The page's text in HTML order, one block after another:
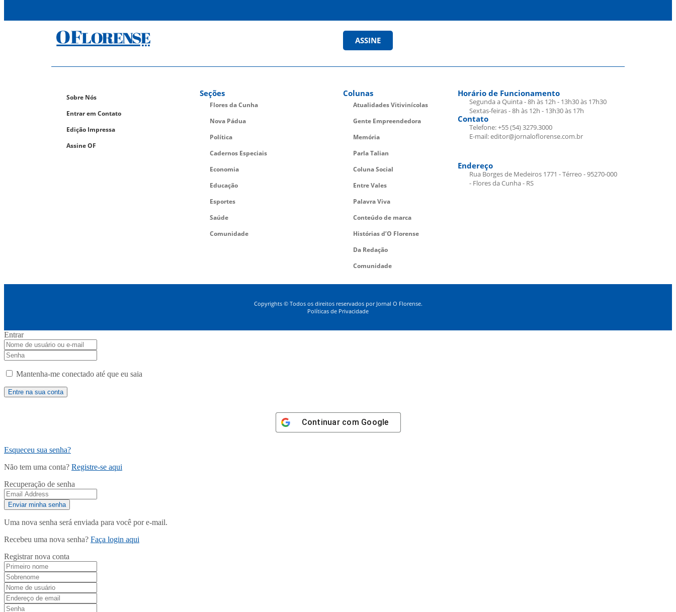
ASSINE
Sobre Nós
Entrar em Contato
Edição Impressa
Assine OF
Seções
Flores da Cunha
Nova Pádua
Política
Cadernos Especiais
Economia
Educação
Esportes
Saúde
Comunidade
Colunas
Atualidades Vitivinícolas
Gente Empreendedora
Memória
Parla Talian
Coluna Social
Entre Vales
Palavra Viva
Conteúdo de marca
Histórias d’O Florense
Da Redação
Comunidade
Horário de Funcionamento
Segunda a Quinta - 8h às 12h - 13h30 às 17h30
Sextas-feiras - 8h às 12h - 13h30 às 17h
Contato
Telefone: +55 (54) 3279.3000
E-mail: editor@jornaloflorense.com.br
Endereço
Rua Borges de Medeiros 1771 - Térreo - 95270-000
- Flores da Cunha - RS
Copyrights © Todos os direitos reservados por Jornal O Florense.
Políticas de Privacidade
Entrar
Mantenha-me conectado até que eu saia
Continuar com Google
Esqueceu sua senha?
Não tem uma conta? Registre-se aqui
Recuperação de senha
Uma nova senha será enviada para você por e-mail.
Recebeu uma nova senha? Faça login aqui
Registrar nova conta